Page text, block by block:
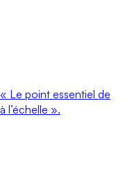
Le point essentiel de
l’échelle ».